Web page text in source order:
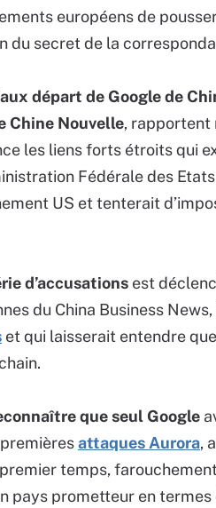
européens de
du secret de la
départ de Google de
Chine Nouvelle, rapportent
les liens forts étroits qui
Fédérale des
US et tenterait
d’accusations est
du China Business
et qui laisserait entendre
que seul Google
attaques Aurora,
temps,
pays prometteur en